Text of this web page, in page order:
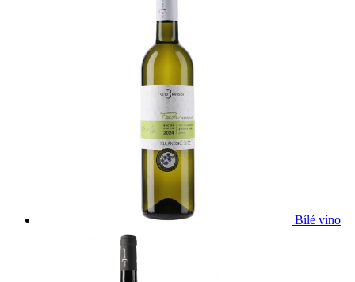
Bílé víno